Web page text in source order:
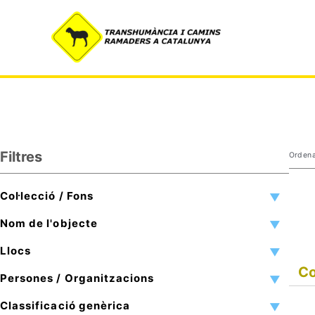
Filtres
Col·lecció / Fons
Nom de l'objecte
Llocs
Persones / Organitzacions
Classificació genèrica